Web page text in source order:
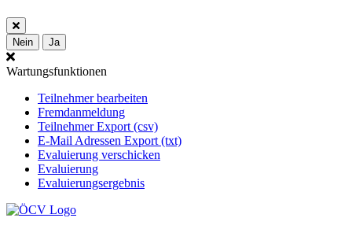
Nein Ja
Wartungsfunktionen
Teilnehmer bearbeiten
Fremdanmeldung
Teilnehmer Export (csv)
E-Mail Adressen Export (txt)
Evaluierung verschicken
Evaluierung
Evaluierungsergebnis